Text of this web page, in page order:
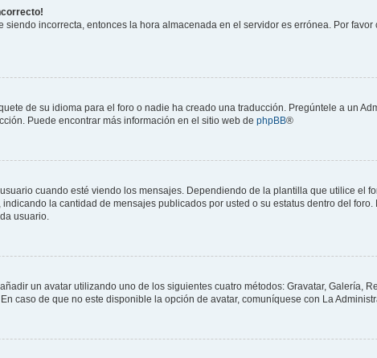
incorrecta, entonces la hora almacenada en el servidor es errónea. Por
de su idioma para el foro o nadie ha creado una traducción. Pregúntele a un
Puede encontrar más información en el sitio web de phpBB®
cuando esté viendo los mensajes. Dependiendo de la plantilla que utilice el
la cantidad de mensajes publicados por usted o su estatus dentro del
usuario.
un avatar utilizando uno de los siguientes cuatro métodos: Gravatar, Galería,
caso de que no este disponible la opción de avatar, comuníquese con La